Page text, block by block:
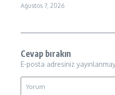
Ağustos 7, 2026
Cevap bırakın
E-posta adresiniz